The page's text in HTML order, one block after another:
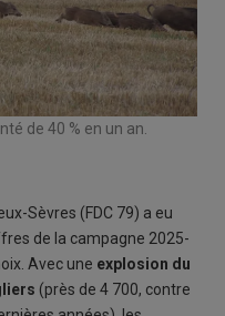
de 40 % en un an.
Sèvres (FDC 79) a eu
de la campagne 2025-
Avec une explosion du
(près de 4 700, contre